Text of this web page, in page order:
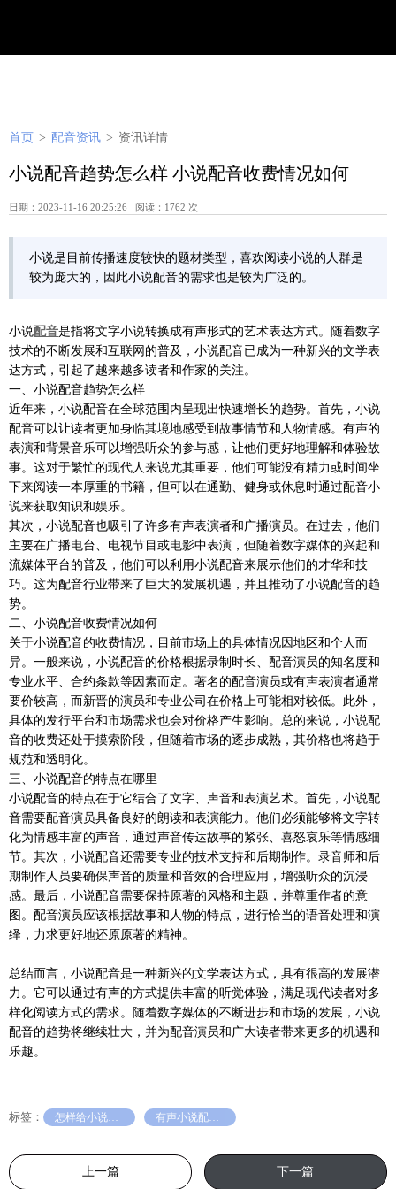
首页 > 配音资讯 > 资讯详情
小说配音趋势怎么样 小说配音收费情况如何
日期：2023-11-16 20:25:26 阅读：1762 次
小说是目前传播速度较快的题材类型，喜欢阅读小说的人群是
较为庞大的，因此小说配音的需求也是较为广泛的。
小说配音是指将文字小说转换成有声形式的艺术表达方式。随着数字
技术的不断发展和互联网的普及，小说配音已成为一种新兴的文学表
达方式，引起了越来越多读者和作家的关注。
一、小说配音趋势怎么样
近年来，小说配音在全球范围内呈现出快速增长的趋势。首先，小说
配音可以让读者更加身临其境地感受到故事情节和人物情感。有声的
表演和背景音乐可以增强听众的参与感，让他们更好地理解和体验故
事。这对于繁忙的现代人来说尤其重要，他们可能没有精力或时间坐
下来阅读一本厚重的书籍，但可以在通勤、健身或休息时通过配音小
说来获取知识和娱乐。
其次，小说配音也吸引了许多有声表演者和广播演员。在过去，他们
主要在广播电台、电视节目或电影中表演，但随着数字媒体的兴起和
流媒体平台的普及，他们可以利用小说配音来展示他们的才华和技
巧。这为配音行业带来了巨大的发展机遇，并且推动了小说配音的趋
势。
二、小说配音收费情况如何
关于小说配音的收费情况，目前市场上的具体情况因地区和个人而
异。一般来说，小说配音的价格根据录制时长、配音演员的知名度和
专业水平、合约条款等因素而定。著名的配音演员或有声表演者通常
要价较高，而新晋的演员和专业公司在价格上可能相对较低。此外，
具体的发行平台和市场需求也会对价格产生影响。总的来说，小说配
音的收费还处于摸索阶段，但随着市场的逐步成熟，其价格也将趋于
规范和透明化。
三、小说配音的特点在哪里
小说配音的特点在于它结合了文字、声音和表演艺术。首先，小说配
音需要配音演员具备良好的朗读和表演能力。他们必须能够将文字转
化为情感丰富的声音，通过声音传达故事的紧张、喜怒哀乐等情感细
节。其次，小说配音还需要专业的技术支持和后期制作。录音师和后
期制作人员要确保声音的质量和音效的合理应用，增强听众的沉浸
感。最后，小说配音需要保持原著的风格和主题，并尊重作者的意
图。配音演员应该根据故事和人物的特点，进行恰当的语音处理和演
绎，力求更好地还原原著的精神。
总结而言，小说配音是一种新兴的文学表达方式，具有很高的发展潜
力。它可以通过有声的方式提供丰富的听觉体验，满足现代读者对多
样化阅读方式的需求。随着数字媒体的不断进步和市场的发展，小说
配音的趋势将继续壮大，并为配音演员和广大读者带来更多的机遇和
乐趣。
标签：
上一篇 下一篇